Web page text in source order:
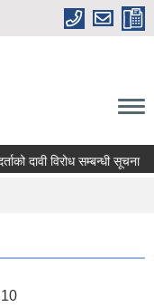
दावी विरोध सम्बन्धी सूचना